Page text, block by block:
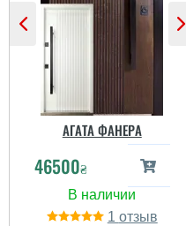
АГАТА ФАНЕРА
46500₴
1